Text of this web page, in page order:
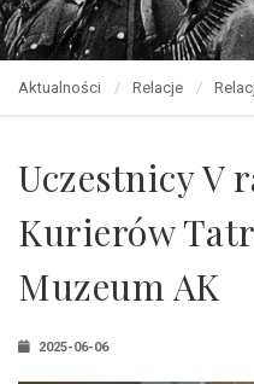
Aktualności Relacje
Uczestnicy V
Kurierów
Muzeum AK
2025-06-06